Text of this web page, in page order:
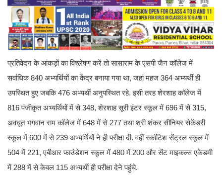
प्रतिवेदन के आंकड़ों का विश्लेषण करें तो सासाराम के एसपी जैन कॉलेज में
सर्वाधिक 840 अभ्यर्थियों का केंद्र बनाया गया था, जहां महज 364 अभ्यर्थी ही
उपस्थित हुए जबकि 476 अभ्यर्थी अनुपस्थित रहे. इसी तरह शेरशाह कॉलेज में
816 पंजीकृत अभ्यर्थियों में से 348, शेरशाह सूरी इंटर स्कूल में 696 में से 315,
अवधूत भगवान राम कॉलेज में 648 में से 277 तथा श्री शंकर सीनियर सेकेंडरी
स्कूल में 600 में से 239 अभ्यर्थियों ने ही परीक्षा दी. वहीं स्कॉटिश सेंट्रल स्कूल में
504 में 221, एबीआर फाउंडेशन स्कूल में 480 में 200 और सेंट माइकल्स एकेडमी
में 288 में से केवल 115 अभ्यर्थी ही परीक्षा देने पहुंचे.